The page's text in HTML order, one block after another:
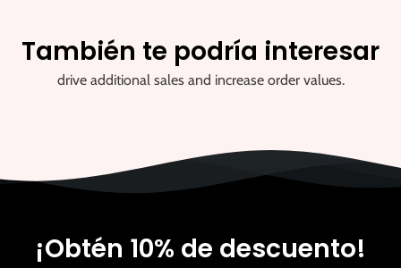
También te podría interesar
drive additional sales and increase order values.
¡Obtén 10% de descuento!